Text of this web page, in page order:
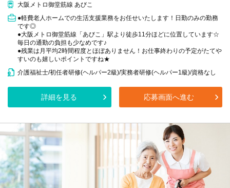
大阪メトロ御堂筋線 あびこ
●軽費老人ホームでの生活支援業務をお任せいたします！日勤のみの勤務
です◎
●大阪メトロ御堂筋線「あびこ」駅より徒歩11分ほどに位置しています☆
毎日の通勤の負担も少なめです♪
●残業は月平均2時間程度とほぼありません！お仕事終わりの予定がたてや
すいのも嬉しいポイントですね★
介護福祉士/初任者研修(ヘルパー2級)/実務者研修(ヘルパー1級)/資格なし
詳細を見る 応募画面へ進む